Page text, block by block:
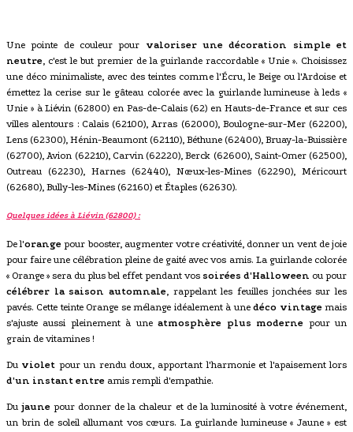
Une pointe de couleur pour valoriser une décoration simple et
neutre, c'est le but premier de la guirlande raccordable « Unie ». Choisissez
une déco minimaliste, avec des teintes comme l'Écru, le Beige ou l'Ardoise et
émettez la cerise sur le gâteau colorée avec la guirlande lumineuse à leds «
Unie » à Liévin (62800) en Pas-de-Calais (62) en Hauts-de-France et sur ces
villes alentours : Calais (62100), Arras (62000), Boulogne-sur-Mer (62200),
Lens (62300), Hénin-Beaumont (62110), Béthune (62400), Bruay-la-Buissière
(62700), Avion (62210), Carvin (62220), Berck (62600), Saint-Omer (62500),
Outreau (62230), Harnes (62440), Nœux-les-Mines (62290), Méricourt
(62680), Bully-les-Mines (62160) et Étaples (62630).
Quelques idées à Liévin (62800) :
De l'orange pour booster, augmenter votre créativité, donner un vent de joie
pour faire une célébration pleine de gaité avec vos amis. La guirlande colorée
« Orange » sera du plus bel effet pendant vos soirées d'Halloween ou pour
célébrer la saison automnale, rappelant les feuilles jonchées sur les
pavés. Cette teinte Orange se mélange idéalement à unedéco vintagemais
s'ajuste aussi pleinement à uneatmosphère plus moderne pour un
grain de vitamines !
Du violet pour un rendu doux, apportant l'harmonie et l'apaisement lors
d'un instant entre amis rempli d'empathie.
Dujaune pour donner de la chaleur et de la luminosité à votre événement,
un brin de soleil allumant vos cœurs. La guirlande lumineuse « Jaune » est